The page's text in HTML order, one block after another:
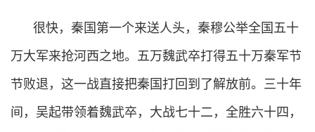
很快，秦国第一个来送人头，秦穆公举全国五十
万大军来抢河西之地。五万魏武卒打得五十万秦军节
节败退，这一战直接把秦国打回到了解放前。三十年
间，吴起带领着魏武卒，大战七十二，全胜六十四，